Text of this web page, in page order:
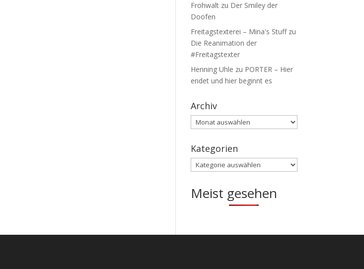
Frohwaltzu Der Smiley der
Doofen
Freitagstexterei – Mina's Stuffzu
Die Reanimation der
#Freitagstexter
Henning Uhle zu PORTER – Hier
endet und hier beginnt es
Archiv
Archiv
Kategorien
Kategorien
Meist gesehen